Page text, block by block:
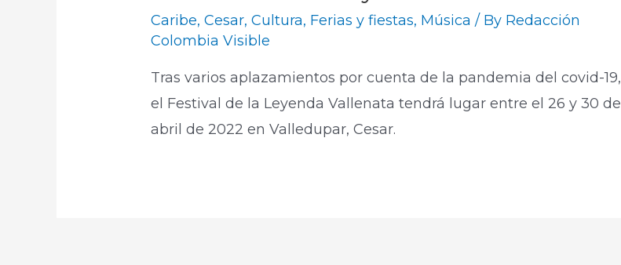
Caribe,Cesar,Cultura, Ferias y fiestas, Música / By Redacción
Colombia Visible
Tras varios aplazamientos por cuenta de la pandemia del covid-19,
el Festival de la Leyenda Vallenata tendrá lugar entre el 26 y 30 de
abril de 2022 en Valledupar, Cesar.